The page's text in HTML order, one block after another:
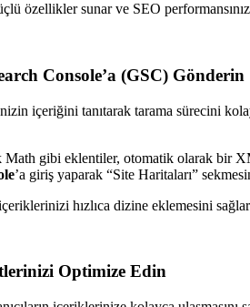
özellikler sunar ve SEO
Console’a (GSC) Gönderin
içeriğini tanıtarak tarama sürecini
Math gibi eklentiler, otomatik olarak bir
’a giriş yaparak “Site Haritaları”
hızlıca dizine eklemesini
Optimize Edin